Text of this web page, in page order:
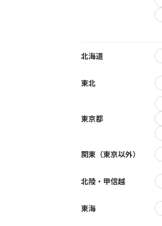
北海道
東北
東京都
関東（東京以外）
北陸・甲信越
東海